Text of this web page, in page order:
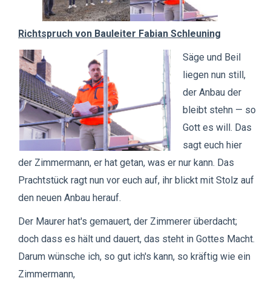
Richtspruch von Bauleiter Fabian Schleuning
Säge und Beil
liegen nun still,
der Anbau der
bleibt stehn — so
Gott es will. Das
sagt euch hier
der Zimmermann, er hat getan, was er nur kann. Das
Prachtstück ragt nun vor euch auf, ihr blickt mit Stolz auf
den neuen Anbau herauf.
Der Maurer hat's gemauert, der Zimmerer überdacht;
doch dass es hält und dauert, das steht in Gottes Macht.
Darum wünsche ich, so gut ich's kann, so kräftig wie ein
Zimmermann,